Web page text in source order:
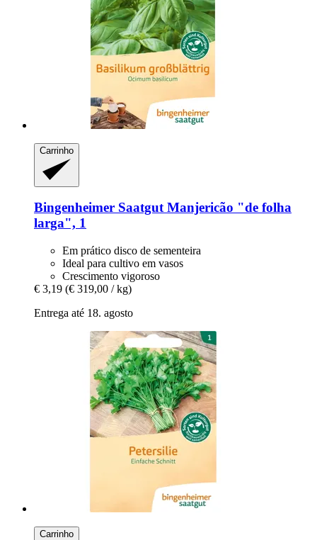
Carrinho
Bingenheimer SaatgutManjericão "de folha
larga", 1
Em prático disco de sementeira
Ideal para cultivo em vasos
Crescimento vigoroso
€ 3,19 (€ 319,00 / kg)
Entrega até 18. agosto
Carrinho